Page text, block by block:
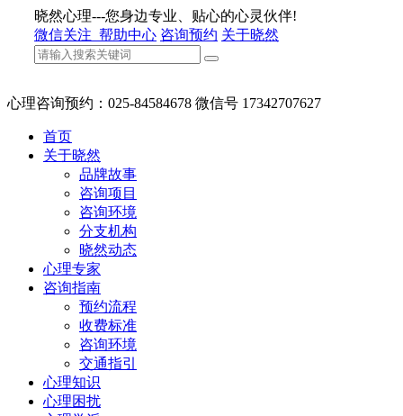
晓然心理---您身边专业、贴心的心灵伙伴!
微信关注 帮助中心 咨询预约 关于晓然
心理咨询预约：025-84584678 微信号 17342707627
首页
关于晓然
品牌故事
咨询项目
咨询环境
分支机构
晓然动态
心理专家
咨询指南
预约流程
收费标准
咨询环境
交通指引
心理知识
心理困扰